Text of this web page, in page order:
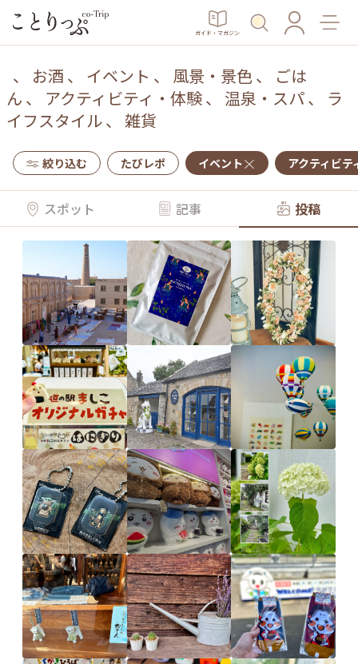
ガイド・マガジン
、 お酒 、 イベント 、 風景・景色、
ごは
ん 、 アクティビティ・体験、 温泉・スパ、 ラ
イフスタイル、 雑貨
絞り込む たびレポ イベント アクティビテ
スポット 記事 投稿